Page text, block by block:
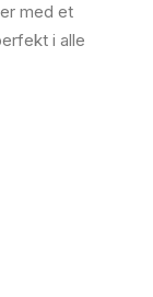
med et
i alle